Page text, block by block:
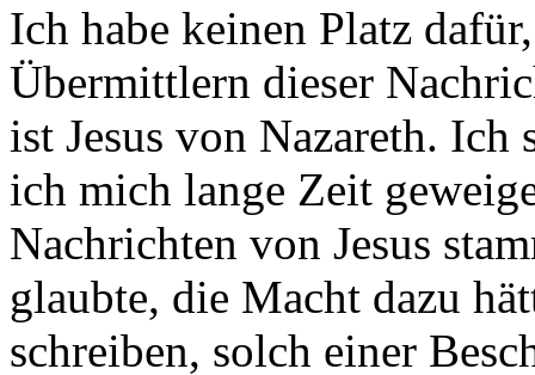
Ich habe keinen Platz
Übermittlern dieser
ist Jesus von Nazareth. Ich
ich mich lange Zeit
Nachrichten von Jesus
glaubte, die Macht dazu
schreiben, solch einer